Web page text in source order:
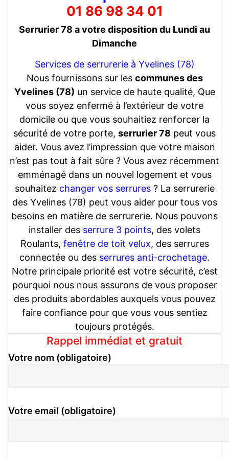
01 86 98 34 01
Serrurier 78 a votre disposition du Lundi au
Dimanche
Services de serrurerie à Yvelines (78)
Nous fournissons sur les communes des
Yvelines (78) un service de haute qualité, Que
vous soyez enfermé à l’extérieur de votre
domicile ou que vous souhaitiez renforcer la
sécurité de votre porte, serrurier 78 peut vous
aider. Vous avez l’impression que votre maison
n’est pas tout à fait sûre ? Vous avez récemment
emménagé dans un nouvel logement et vous
souhaitez changer vos serrures? La serrurerie
des Yvelines (78) peut vous aider pour tous vos
besoins en matière de serrurerie. Nous pouvons
installer des serrure 3 points, des volets
Roulants, fenêtre de toit velux, des serrures
connectée ou des serrures anti-crochetage.
Notre principale priorité est votre sécurité, c’est
pourquoi nous nous assurons de vous proposer
des produits abordables auxquels vous pouvez
faire confiance pour que vous vous sentiez
toujours protégés.
Rappel immédiat et gratuit
Votre nom (obligatoire)
Votre email (obligatoire)